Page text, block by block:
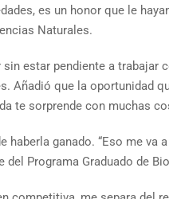
es un honor que le
Naturales.
estar pendiente a trabajar
Añadió que la oportunidad
te sorprende con muchas
ganado. “Eso me va
Programa Graduado de